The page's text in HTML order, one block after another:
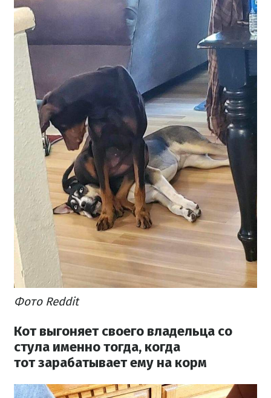
Фото Reddit
Кот выгоняет своего владельца со
стула именно тогда, когда
тот зарабатывает ему на корм